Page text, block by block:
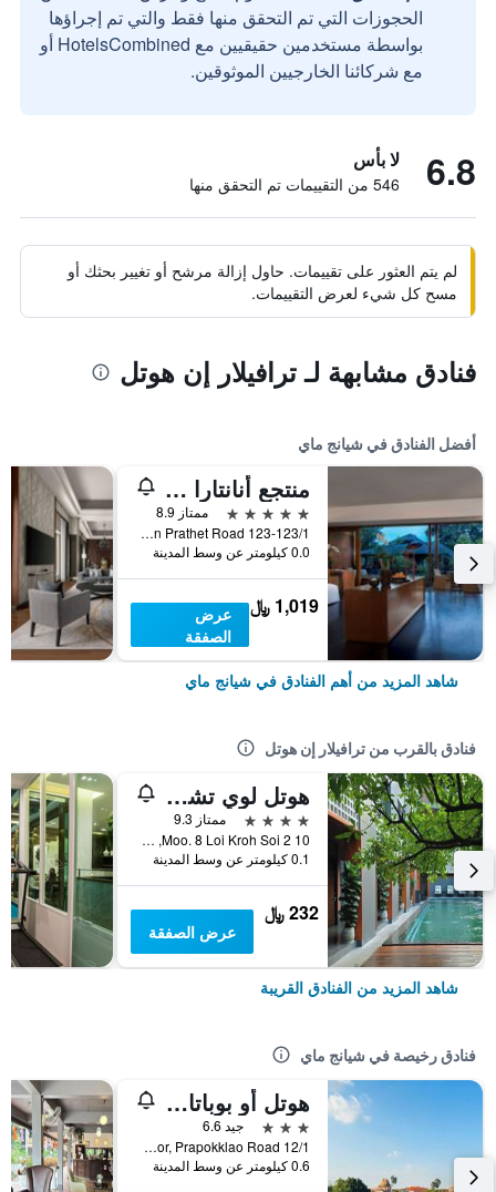
الحجوزات التي تم التحقق منها فقط والتي تم إجراؤها
بواسطة مستخدمين حقيقيين مع HotelsCombined أو
مع شركائنا الخارجيين الموثوقين.
6.8 لا بأس
546 من التقييمات تم التحقق منها
لم يتم العثور على تقييمات. حاول إزالة مرشح أو تغيير بحثك أو
مسح كل شيء لعرض التقييمات.
فنادق مشابهة لـ ترافيلار إن هوتل
أفضل الفنادق في شيانج ماي
منتجع أنانتارا شيانغ ماي
5 نجوم
ممتاز 8.9
123-123/1 Charoen Prathet Road, شيانج ماي, تايلاند
0.0 كيلومتر عن وسط المدينة
1,019 ﷼
عرض
الصفقة
شاهد المزيد من أهم الفنادق في شيانج ماي
فنادق بالقرب من ترافيلار إن هوتل
هوتل لوي تشيانج ماي - لبالغين فقطي
4 نجوم
ممتاز 9.3
10 Moo. 8 Loi Kroh Soi 2, شيانج ماي, تايلاند
0.1 كيلومتر عن وسط المدينة
232 ﷼
عرض الصفقة
شاهد المزيد من الفنادق القريبة
فنادق رخيصة في شيانج ماي
هوتل أو بوباتارا تشيانغماي
3 نجوم
جيد 6.6
12/1 Soi 4 Kor, Prapokklao Road, شيانج ماي, تايلاند
0.6 كيلومتر عن وسط المدينة